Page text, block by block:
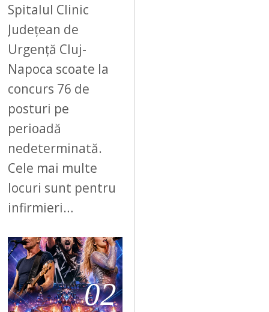
Spitalul Clinic
Județean de
Urgență Cluj-
Napoca scoate la
concurs 76 de
posturi pe
perioadă
nedeterminată.
Cele mai multe
locuri sunt pentru
infirmieri…
02